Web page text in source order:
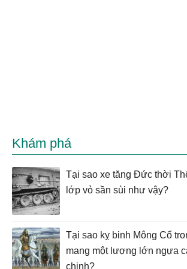
Khám phá
Tại sao xe tăng Đức thời
lớp vỏ sần sùi như vậy?
Tại sao kỵ binh Mông Cổ
mang một lượng lớn ngựa
chinh?